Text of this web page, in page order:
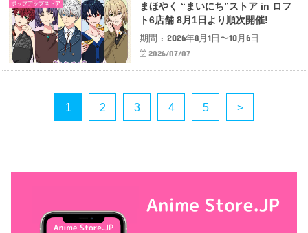
ポップアップストア
まほやく “まいにち”ストア in ロフ
ト6店舗 8月1日より順次開催!
期間 : 2026年8月1日〜10月6日
2026/07/07
1 2 3 4 5 >